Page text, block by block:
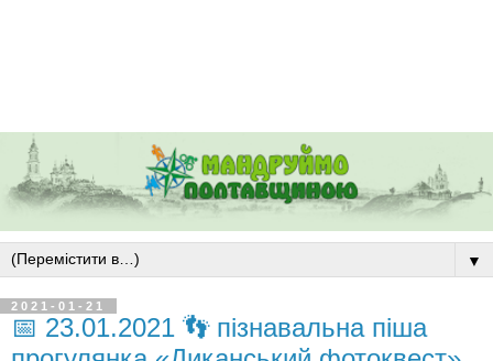
▼
2021-01-21
📅 23.01.2021 👣 пізнавальна піша